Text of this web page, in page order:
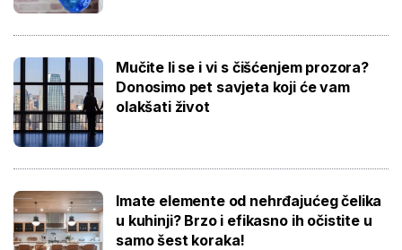
Mučite li se i vi s čišćenjem prozora?
Donosimo pet savjeta koji će vam
olakšati život
Imate elemente od nehrđajućeg čelika
u kuhinji? Brzo i efikasno ih očistite u
samo šest koraka!